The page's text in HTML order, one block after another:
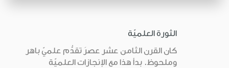
الثورة العلميّة
كان القرن الثامن عشر عصرَ تقدُّم علميّ باهر
وملحوظ. بدأ هذا مع الإنجازات العلميّة